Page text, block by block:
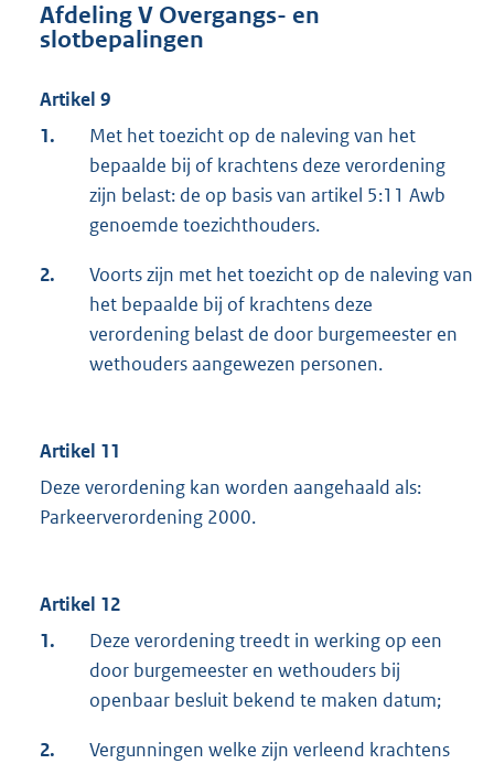
Afdeling V Overgangs- en
slotbepalingen
Artikel 9
1.
Met het toezicht op de naleving van het
bepaalde bij of krachtens deze verordening
zijn belast: de op basis van artikel 5:11 Awb
genoemde toezichthouders.
2.
Voorts zijn met het toezicht op de naleving van
het bepaalde bij of krachtens deze
verordening belast de door burgemeester en
wethouders aangewezen personen.
Artikel 11
Deze verordening kan worden aangehaald als:
Parkeerverordening 2000.
Artikel 12
1.
Deze verordening treedt in werking op een
door burgemeester en wethouders bij
openbaar besluit bekend te maken datum;
2.
Vergunningen welke zijn verleend krachtens